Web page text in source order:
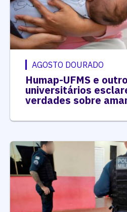
AGOSTO DOURADO
Humap-UFMS e
universitários
verdades sobre